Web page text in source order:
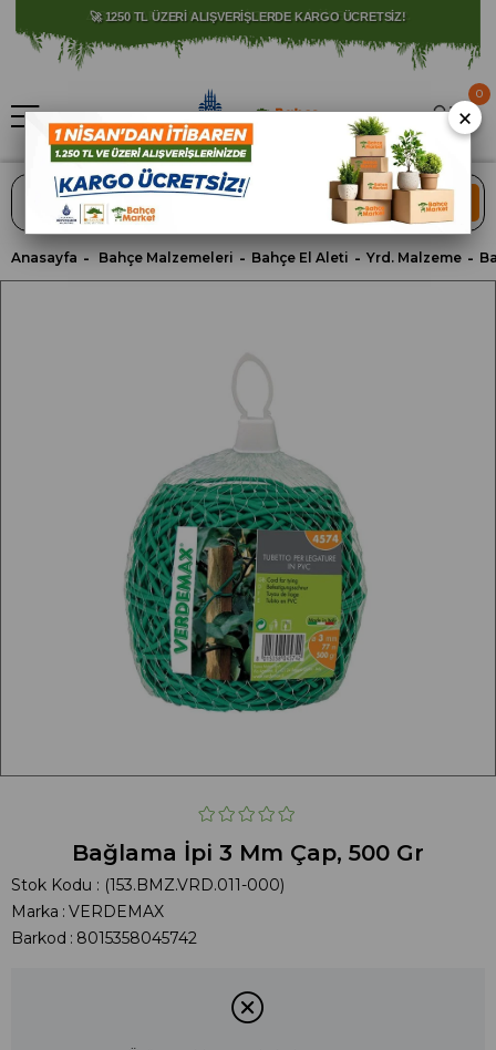
⚠️ SATIŞLARIMIZ YALNIZCA İSTANBUL İLİ İLE SINIRLIDIR.
ARA
0
Anasayfa Bahçe Malzemeleri Bahçe El Aleti Yrd. Malzeme
Bağlama İpi 3 Mm Çap, 500 Gr
Stok Kodu
(153.BMZ.VRD.011-000)
Marka : VERDEMAX
Barkod : 8015358045742
×